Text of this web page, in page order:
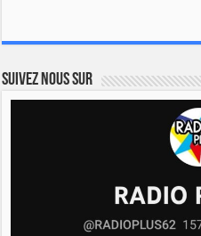
Suivez nous sur